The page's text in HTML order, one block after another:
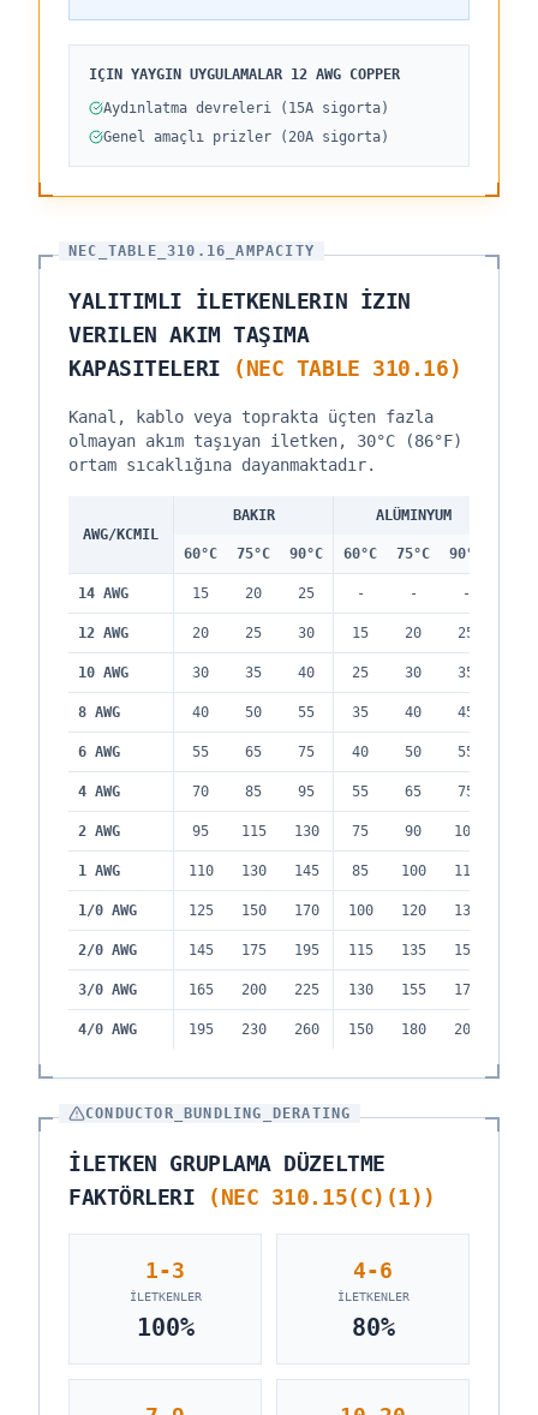
IÇIN YAYGIN UYGULAMALAR 12 AWG COPPER
Aydınlatma devreleri (15A sigorta)
Genel amaçlı prizler (20A sigorta)
NEC_TABLE_310.16_AMPACITY
YALITIMLI İLETKENLERIN İZIN
VERILEN AKIM TAŞIMA
KAPASITELERI
(NEC TABLE 310.16)
Kanal, kablo veya toprakta üçten fazla
olmayan akım taşıyan iletken, 30°C (86°F)
ortam sıcaklığına dayanmaktadır.
AWG/KCMIL
BAKIR ALÜMINYUM
60°C 75°C 90°C 60°C 75°C 90°C
14 AWG 15 20 25 - - -
12 AWG 20 25 30 15 20 25
10 AWG 30 35 40 25 30 35
8 AWG 40 50 55 35 40 45
6 AWG 55 65 75 40 50 55
4 AWG 70 85 95 55 65 75
2 AWG 95 115 130 75 90 100
1 AWG 110 130 145 85 100 115
1/0 AWG 125 150 170 100 120 135
2/0 AWG 145 175 195 115 135 150
3/0 AWG 165 200 225 130 155 175
4/0 AWG 195 230 260 150 180 205
CONDUCTOR_BUNDLING_DERATING
İLETKEN GRUPLAMA DÜZELTME
FAKTÖRLERI
(NEC 310.15(C)(1))
1-3
İLETKENLER
100%
4-6
İLETKENLER
80%